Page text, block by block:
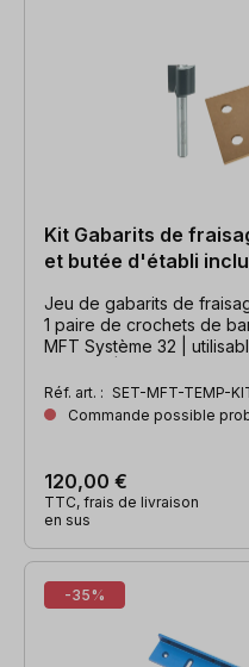
Kit Gabarits de
et butée d'établi
Jeu de gabarits de
1 paire de crochets de
MFT Système 32 | utilisable avec douille de copiage
Réf. art. : SET-MFT-TEMP-
Commande possible
120,00 €
TTC, frais de livraison
en sus
-35%